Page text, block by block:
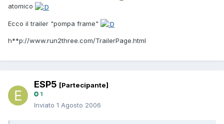
atomico
Ecco il trailer "pompa frame"
h**p://www.run2three.com/TrailerPage.html
ESP5 [Partecipante]
1
Inviato 1 Agosto 2006